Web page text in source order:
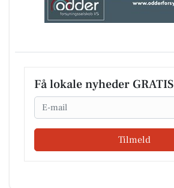
Få lokale nyheder GRATIS
Email
Tilmeld